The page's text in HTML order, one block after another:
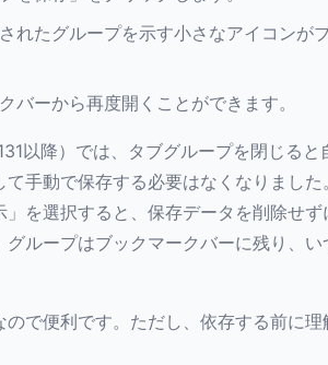
れたグループを示す小さなアイコンが
バーから再度開くことができます。
以降）では、タブグループを閉じると
手動で保存する必要はなくなりまし
を選択すると、保存データを削除せ
ループはブックマークバーに残り、い
で便利です。ただし、依存する前に